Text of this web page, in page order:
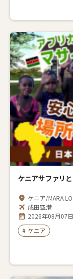
ケニアサファリ
ケニア/MARA
成田空港
2026年08月07
# ケニア